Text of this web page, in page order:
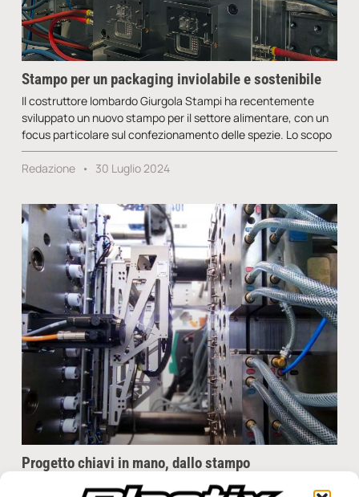
Stampo per un packaging inviolabile e sostenibile
Il costruttore lombardo Giurgola Stampi ha recentemente
sviluppato un nuovo stampo per il settore alimentare, con un
focus particolare sul confezionamento delle spezie. Lo scopo
Redazione 30 Luglio 2024
Progetto chiavi in mano, dallo stampo